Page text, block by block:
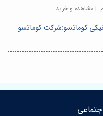
| مشاهده و خرید
کوماتسو:شرکت کوماتسو